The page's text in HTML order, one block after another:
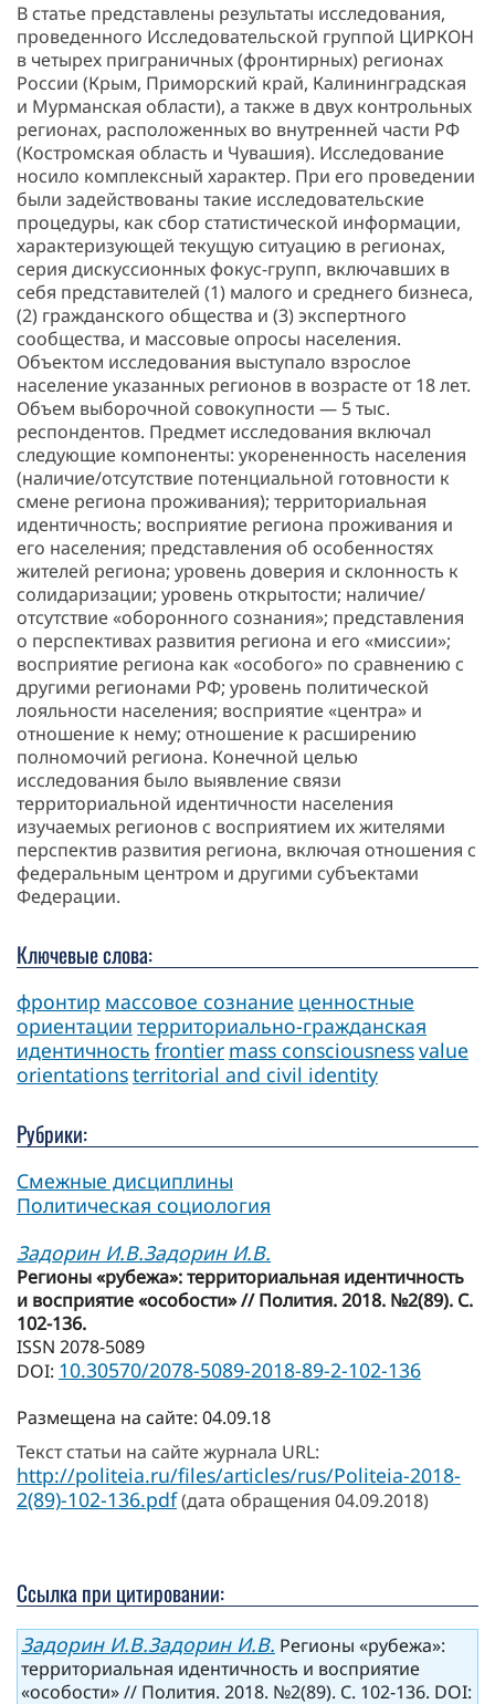
В статье представлены результаты исследования,
проведенного Исследовательской группой ЦИРКОН
в четырех приграничных (фронтирных) регионах
России (Крым, Приморский край, Калининградская
и Мурманская области), а также в двух контрольных
регионах, расположенных во внутренней части РФ
(Костромская область и Чувашия). Исследование
носило комплексный характер. При его проведении
были задействованы такие исследовательские
процедуры, как сбор статистической информации,
характеризующей текущую ситуацию в регионах,
серия дискуссионных фокус-групп, включавших в
себя представителей (1) малого и среднего бизнеса,
(2) гражданского общества и (3) экспертного
сообщества, и массовые опросы населения.
Объектом исследования выступало взрослое
население указанных регионов в возрасте от 18 лет.
Объем выборочной совокупности — 5 тыс.
респондентов. Предмет исследования включал
следующие компоненты: укорененность населения
(наличие/отсутствие потенциальной готовности к
смене региона проживания); территориальная
идентичность; восприятие региона проживания и
его населения; представления об особенностях
жителей региона; уровень доверия и склонность к
солидаризации; уровень открытости; наличие/
отсутствие «оборонного сознания»; представления
о перспективах развития региона и его «миссии»;
восприятие региона как «особого» по сравнению с
другими регионами РФ; уровень политической
лояльности населения; восприятие «центра» и
отношение к нему; отношение к расширению
полномочий региона. Конечной целью
исследования было выявление связи
территориальной идентичности населения
изучаемых регионов с восприятием их жителями
перспектив развития региона, включая отношения с
федеральным центром и другими субъектами
Федерации.
Ключевые слова:
фронтир массовое сознание ценностные
ориентации территориально-гражданская
идентичность frontier mass consciousnessvalue
orientationsterritorial and civil identity
Рубрики:
Смежные дисциплины
Политическая социология
Задорин И.В.Задорин И.В.
Регионы «рубежа»: территориальная идентичность
и восприятие «особости» // Полития. 2018. №2(89). С.
102-136.
ISSN 2078-5089
DOI: 10.30570/2078-5089-2018-89-2-102-136
Размещена на сайте: 04.09.18
Текст статьи на сайте журнала URL:
http://politeia.ru/files/articles/rus/Politeia-2018-
2(89)-102-136.pdf(дата обращения 04.09.2018)
Ссылка при цитировании:
Задорин И.В.Задорин И.В. Регионы «рубежа»:
территориальная идентичность и восприятие
«особости» // Полития. 2018. №2(89). С. 102-136. DOI: